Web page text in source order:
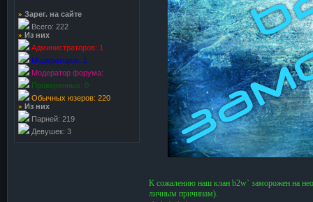
» Зарег. на сайте
Всего: 222
» Из них
Администраторов: 1
Модераторов: 1
Модератор форума:
Проверенных: 0
Обычных юзеров: 220
» Из них
Парней: 219
Девушек: 3
К сожалению наш клан b2w` заморожен на
личным причинам).